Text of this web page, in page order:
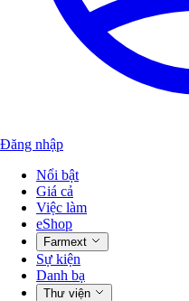
Đăng nhập
Nổi bật
Giá cả
Việc làm
eShop
Farmext
Sự kiện
Danh bạ
Thư viện